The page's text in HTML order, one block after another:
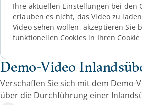
Demo-Video
Verschaffen Sie sich mit dem Demo-
über die Durchführung einer
Ihre aktuellen Einstellungen bei den
erlauben es nicht, das Video zu
Video sehen wollen, akzeptieren Sie
funktionellen Cookies in Ihren